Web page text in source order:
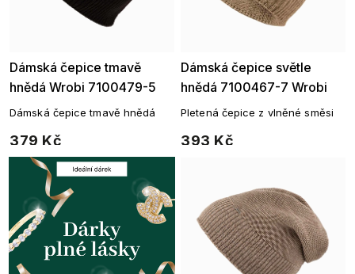
Dámská čepice tmavě
hnědá Wrobi 7100479-5
379 Kč
Dámská čepice tmavě hnědá
Dámská čepice světle
hnědá 7100467-7 Wrobi
393 Kč
Pletená čepice z vlněné směsi